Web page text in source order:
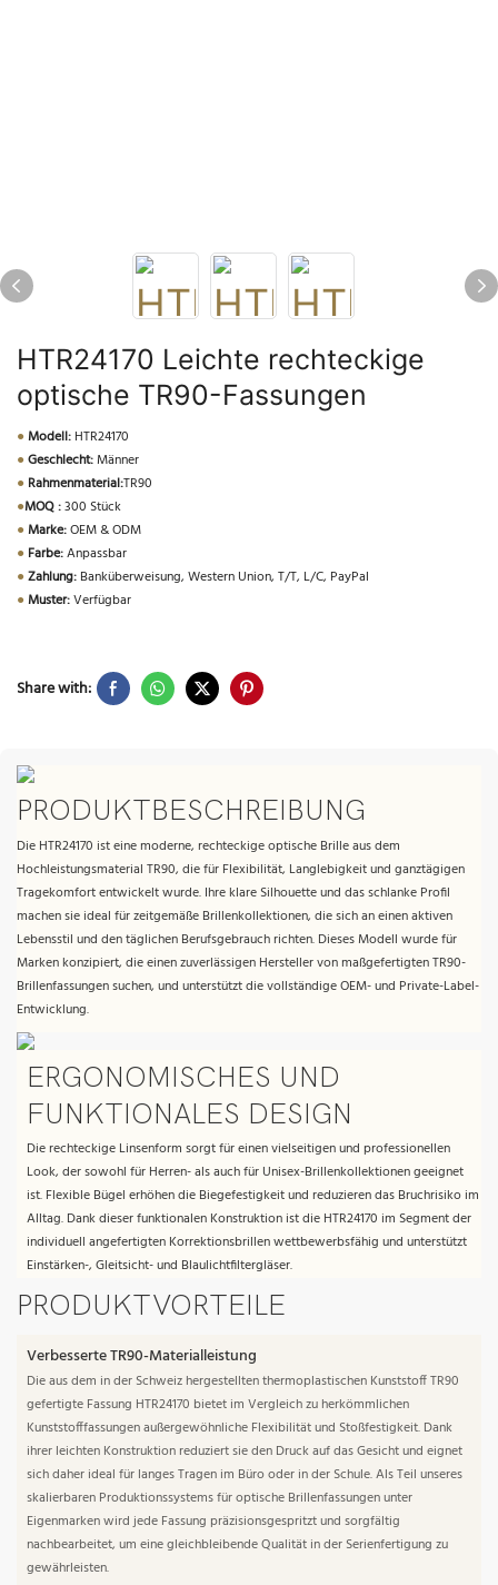
HTR24170 Leichte rechteckige
optische TR90-Fassungen
●Modell: HTR24170
●Geschlecht:Männer
● Rahmenmaterial:TR90
●MOQ :300 Stück
●Marke:OEM & ODM
● Farbe:Anpassbar
●Zahlung: Banküberweisung, Western Union, T/T, L/C, PayPal
●Muster:Verfügbar
Share with:
PRODUKTBESCHREIBUNG
Die HTR24170 ist eine moderne, rechteckige optische Brille aus dem
Hochleistungsmaterial TR90, die für Flexibilität, Langlebigkeit und ganztägigen
Tragekomfort entwickelt wurde. Ihre klare Silhouette und das schlanke Profil
machen sie ideal für zeitgemäße Brillenkollektionen, die sich an einen aktiven
Lebensstil und den täglichen Berufsgebrauch richten. Dieses Modell wurde für
Marken konzipiert, die einen zuverlässigen Hersteller von maßgefertigten TR90-
Brillenfassungen suchen, und unterstützt die vollständige OEM- und Private-Label-
Entwicklung.
ERGONOMISCHES UND
FUNKTIONALES DESIGN
Die rechteckige Linsenform sorgt für einen vielseitigen und professionellen
Look, der sowohl für Herren- als auch für Unisex-Brillenkollektionen geeignet
ist. Flexible Bügel erhöhen die Biegefestigkeit und reduzieren das Bruchrisiko im
Alltag. Dank dieser funktionalen Konstruktion ist die HTR24170 im Segment der
individuell angefertigten Korrektionsbrillen wettbewerbsfähig und unterstützt
Einstärken-, Gleitsicht- und Blaulichtfiltergläser.
PRODUKTVORTEILE
Verbesserte TR90-Materialleistung
Die aus dem in der Schweiz hergestellten thermoplastischen Kunststoff TR90
gefertigte Fassung HTR24170 bietet im Vergleich zu herkömmlichen
Kunststofffassungen außergewöhnliche Flexibilität und Stoßfestigkeit. Dank
ihrer leichten Konstruktion reduziert sie den Druck auf das Gesicht und eignet
sich daher ideal für langes Tragen im Büro oder in der Schule. Als Teil unseres
skalierbaren Produktionssystems für optische Brillenfassungen unter
Eigenmarken wird jede Fassung präzisionsgespritzt und sorgfältig
nachbearbeitet, um eine gleichbleibende Qualität in der Serienfertigung zu
gewährleisten.